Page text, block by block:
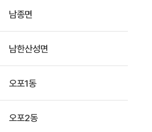
남종면
남한산성면
오포1동
오포2동